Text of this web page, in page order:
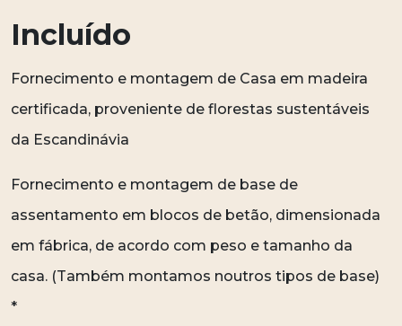
Incluído
Fornecimento e montagem de Casa em madeira
certificada, proveniente de florestas sustentáveis
da Escandinávia
Fornecimento e montagem de base de
assentamento em blocos de betão, dimensionada
em fábrica, de acordo com peso e tamanho da
casa. (Também montamos noutros tipos de base)
*